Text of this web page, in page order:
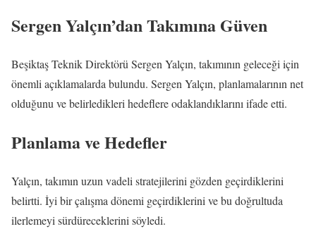
Sergen Yalçın’dan Takımına Güven
Beşiktaş Teknik Direktörü Sergen Yalçın, takımının geleceği için
önemli açıklamalarda bulundu. Sergen Yalçın, planlamalarının net
olduğunu ve belirledikleri hedeflere odaklandıklarını ifade etti.
Planlama ve Hedefler
Yalçın, takımın uzun vadeli stratejilerini gözden geçirdiklerini
belirtti. İyi bir çalışma dönemi geçirdiklerini ve bu doğrultuda
ilerlemeyi sürdüreceklerini söyledi.